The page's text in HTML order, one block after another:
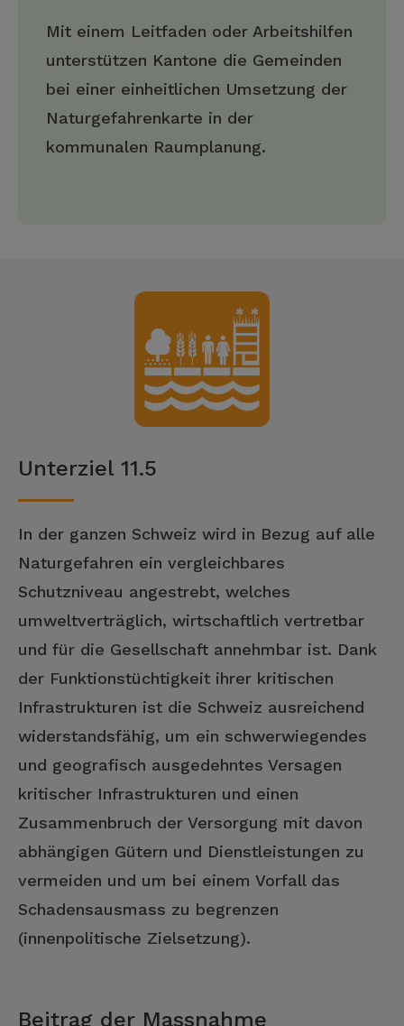
Mit einem Leitfaden oder Arbeitshilfen
unterstützen Kantone die Gemeinden
bei einer einheitlichen Umsetzung der
Naturgefahrenkarte in der
kommunalen Raumplanung.
Unterziel 11.5
In der ganzen Schweiz wird in Bezug auf alle
Naturgefahren ein vergleichbares
Schutzniveau angestrebt, welches
umweltverträglich, wirtschaftlich vertretbar
und für die Gesellschaft annehmbar ist. Dank
der Funktionstüchtigkeit ihrer kritischen
Infrastrukturen ist die Schweiz ausreichend
widerstandsfähig, um ein schwerwiegendes
und geografisch ausgedehntes Versagen
kritischer Infrastrukturen und einen
Zusammenbruch der Versorgung mit davon
abhängigen Gütern und Dienstleistungen zu
vermeiden und um bei einem Vorfall das
Schadensausmass zu begrenzen
(innenpolitische Zielsetzung).
Beitrag der Massnahme